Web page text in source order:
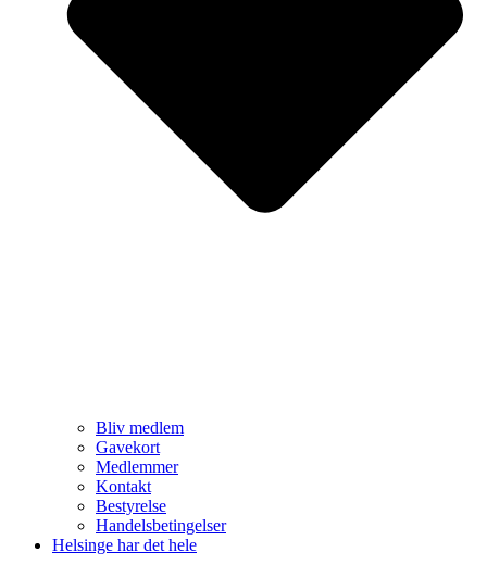
Bliv medlem
Gavekort
Medlemmer
Kontakt
Bestyrelse
Handelsbetingelser
Helsinge har det hele